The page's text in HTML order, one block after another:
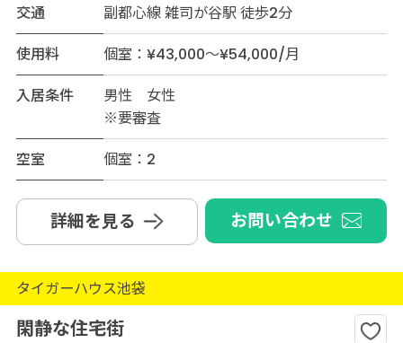
交通
副都心線 雑司が谷駅 徒歩2分
使用料
個室：¥43,000～¥54,000/月
入居条件
男性 女性
※要審査
空室
個室：2
詳細を見る お問い合わせ
タイガーハウス池袋
閑静な住宅街